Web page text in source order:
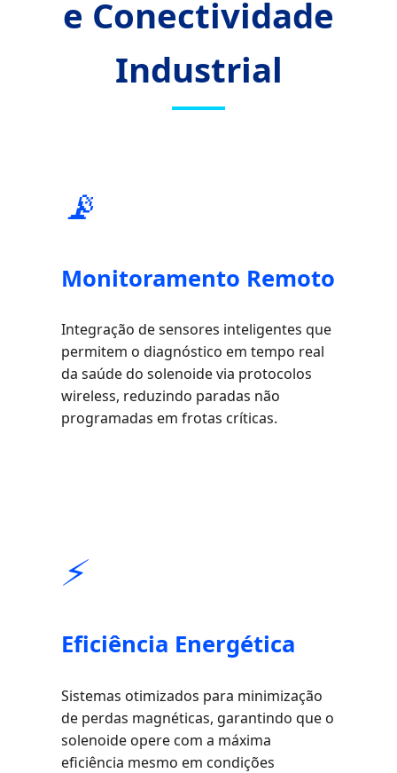
e Conectividade
Industrial
📡
Monitoramento Remoto
Integração de sensores inteligentes que
permitem o diagnóstico em tempo real
da saúde do solenoide via protocolos
wireless, reduzindo paradas não
programadas em frotas críticas.
⚡
Eficiência Energética
Sistemas otimizados para minimização
de perdas magnéticas, garantindo que o
solenoide opere com a máxima
eficiência mesmo em condições